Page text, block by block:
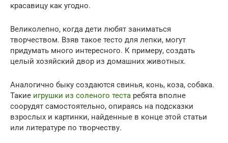
красавицу как угодно.
Великолепно, когда дети любят заниматься
творчеством. Взяв такое тесто для лепки, могут
придумать много интересного. К примеру, создать
целый хозяйский двор из домашних животных.
Аналогично быку создаются свинья, конь, коза, собака.
Такие игрушки из соленого теста ребята вполне
соорудят самостоятельно, опираясь на подсказки
взрослых и картинки, найденные в конце этой статьи
или литературе по творчеству.